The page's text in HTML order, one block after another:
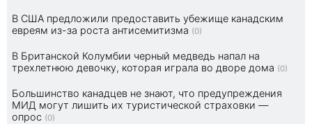
В США предложили предоставить убежище канадским
евреям из-за роста антисемитизма (0)
В Британской Колумбии черный медведь напал на
трехлетнюю девочку, которая играла во дворе дома (0)
Большинство канадцев не знают, что предупреждения
МИД могут лишить их туристической страховки —
опрос (0)